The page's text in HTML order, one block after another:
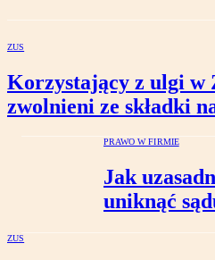
ZUS
Korzystający z ulgi w
zwolnieni ze składki
PRAWO W FIRMIE
Jak
uniknąć
ZUS